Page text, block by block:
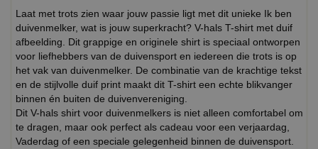
Laat met trots zien waar jouw passie ligt met dit unieke Ik ben
duivenmelker, wat is jouw superkracht? V-hals T-shirt met duif
afbeelding. Dit grappige en originele shirt is speciaal ontworpen
voor liefhebbers van de duivensport en iedereen die trots is op
het vak van duivenmelker. De combinatie van de krachtige tekst
en de stijlvolle duif print maakt dit T-shirt een echte blikvanger
binnen én buiten de duivenvereniging.
Dit V-hals shirt voor duivenmelkers is niet alleen comfortabel om
te dragen, maar ook perfect als cadeau voor een verjaardag,
Vaderdag of een speciale gelegenheid binnen de duivensport.